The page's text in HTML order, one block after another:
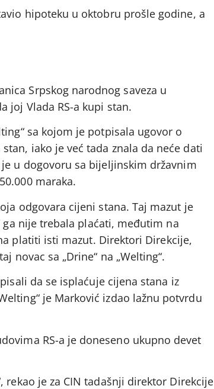
hipoteku u oktobru prošle godine, a
Srpskog narodnog saveza u
joj Vlada RS-a kupi stan.
sa kojom je potpisala ugovor o
iako je već tada znala da neće dati
je u dogovoru sa bijeljinskim državnim
maraka.
odgovara cijeni stana. Taj mazut je
ga nije trebala plaćati, međutim na
platiti isti mazut. Direktori Direkcije,
novac sa „Drine“ na „Welting“.
da se isplaćuje cijena stana iz
je Marković izdao lažnu potvrdu
RS-a je doneseno ukupno devet
je za CIN tadašnji direktor Direkcije